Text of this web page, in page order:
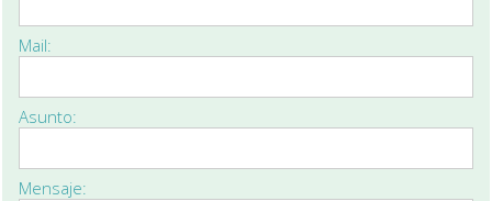
Mail:
Asunto:
Mensaje: